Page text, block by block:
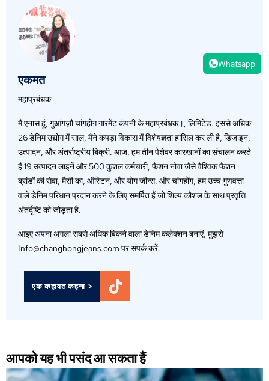
एकमत
महाप्रबंधक
मैं एनास हूं, गुआंगज़ौ चांगहोंग गारमेंट कंपनी के महाप्रबंधक।, लिमिटेड. इससे अधिक
26 डेनिम उद्योग में साल, मैंने कपड़ा विकास में विशेषज्ञता हासिल कर ली है, डिज़ाइन,
उत्पादन, और अंतर्राष्ट्रीय बिक्री. आज, हम तीन पेशेवर कारखानों का संचालन करते
हैं 19 उत्पादन लाइनें और 500 कुशल कर्मचारी, फैशन नोवा जैसे वैश्विक फैशन
ब्रांडों की सेवा, मैसी का, ऑस्टिन, और योग जीन्स. और चांगहोंग, हम उच्च गुणवत्ता
वाले डेनिम परिधान प्रदान करने के लिए समर्पित हैं जो शिल्प कौशल के साथ प्रवृत्ति
अंतर्दृष्टि को जोड़ता है.
आइए अपना अगला सबसे अधिक बिकने वाला डेनिम कलेक्शन बनाएं, मुझसे
Info@changhongjeans.com पर संपर्क करें.
एक कहावत कहना >
आपको यह भी पसंद आ सकता हैं
Whatsapp